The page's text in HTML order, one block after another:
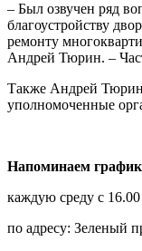
– Был озвучен ряд
благоустройству
ремонту
Андрей Тюрин. –
Также Андрей Тюрин
уполномоченные
Напоминаем
каждую среду с
по адресу: Зеленый